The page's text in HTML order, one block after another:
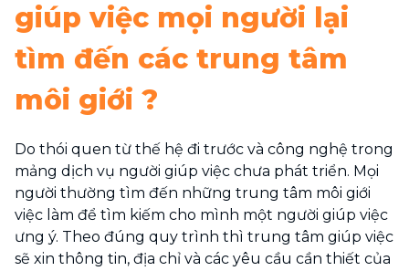
giúp việc mọi người lại
tìm đến các trung tâm
môi giới ?
Do thói quen từ thế hệ đi trước và công nghệ trong
mảng dịch vụ người giúp việc chưa phát triển. Mọi
người thường tìm đến những trung tâm môi giới
việc làm để tìm kiếm cho mình một người giúp việc
ưng ý. Theo đúng quy trình thì trung tâm giúp việc
sẽ xin thông tin, địa chỉ và các yêu cầu cần thiết của